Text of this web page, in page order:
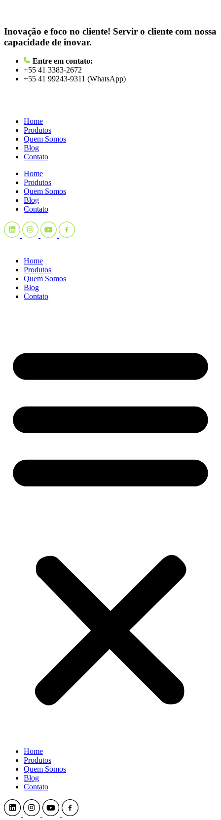
Inovação e foco no cliente! Servir o cliente com nossa
capacidade de inovar.
Entre em contato:
+55 41 3383-2672
+55 41 99243-9311 (WhatsApp)
Home
Produtos
Quem Somos
Blog
Contato
Home
Produtos
Quem Somos
Blog
Contato
Home
Produtos
Quem Somos
Blog
Contato
Home
Produtos
Quem Somos
Blog
Contato